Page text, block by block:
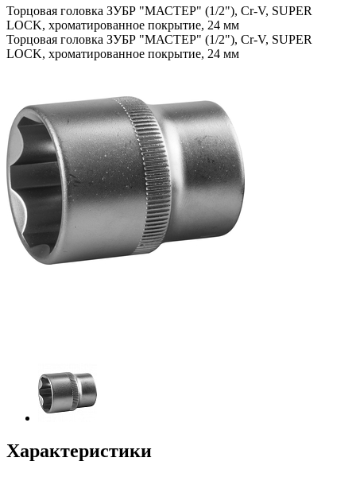
Торцовая головка ЗУБР "МАСТЕР" (1/2"), Cr-V, SUPER
LOCK, хроматированное покрытие, 24 мм
Торцовая головка ЗУБР "МАСТЕР" (1/2"), Cr-V, SUPER
LOCK, хроматированное покрытие, 24 мм
Характеристики